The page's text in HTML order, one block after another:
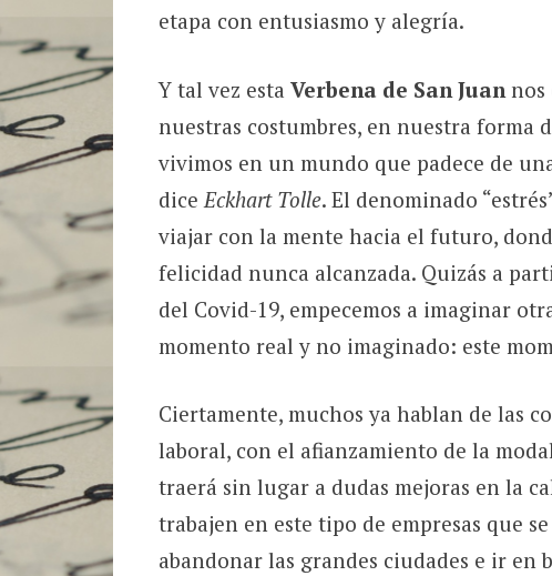
etapa con entusiasmo y alegría.
Y tal vez esta Verbena de San Juannos
nuestras costumbres, en nuestra forma
vivimos en un mundo que padece de
dice Eckhart Tolle. El denominado
viajar con la mente hacia el futuro,
felicidad nunca alcanzada. Quizás a
del Covid-19, empecemos a imaginar
momento real y no imaginado: este
Ciertamente, muchos ya hablan de las
laboral, con el afianzamiento de la
traerá sin lugar a dudas mejoras en la
trabajen en este tipo de empresas que
abandonar las grandes ciudades e ir en